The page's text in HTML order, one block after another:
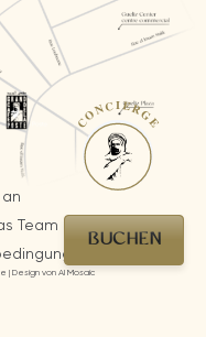
an
Team
| Design von AI Mosaic
BUCHEN
CONCIERGE